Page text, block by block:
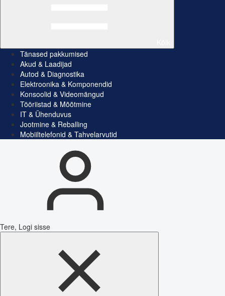
Tänased pakkumised
Akud & Laadijad
Autod & Diagnostika
Elektroonika & Komponendid
Konsoolid & Videomängud
Tööriistad & Mõõtmine
IT & Ühenduvus
Jootmine & Reballing
Mobiiltelefonid & Tahvelarvutid
Tere, Logi sisse